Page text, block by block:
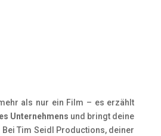
als nur ein Film – es erzählt
Unternehmens und bringt deine
Bei Tim Seidl Productions, deiner